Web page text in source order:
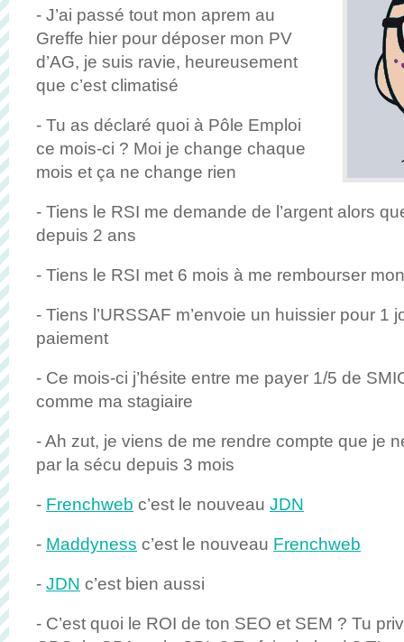
- J’ai passé tout mon aprem au
Greffe hier pour déposer mon PV
d’AG, je suis ravie, heureusement
que c’est climatisé
- Tu as déclaré quoi à Pôle Emploi
ce mois-ci ? Moi je change chaque
mois et ça ne change rien
- Tiens le RSI me demande de l’argent alors
depuis 2 ans
- Tiens le RSI met 6 mois à me rembourser
- Tiens l’URSSAF m’envoie un huissier pour 1
paiement
- Ce mois-ci j’hésite entre me payer 1/5 de
comme ma stagiaire
- Ah zut, je viens de me rendre compte que je
par la sécu depuis 3 mois
- Frenchweb c’est le nouveau JDN
- Maddyness c’est le nouveau Frenchweb
- JDN c’est bien aussi
- C’est quoi le ROI de ton SEO et SEM ? Tu